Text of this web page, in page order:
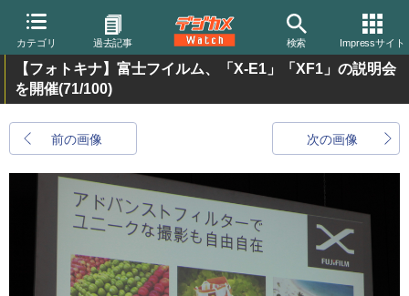
カテゴリ 過去記事 検索 Impressサイト
【フォトキナ】富士フイルム、「X-E1」「XF1」の説明会
を開催(71/100)
前の画像 次の画像